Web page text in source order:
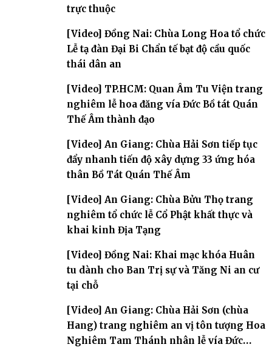
trực thuộc
[Video] Đồng Nai: Chùa Long Hoa tổ chức
Lễ tạ đàn Đại Bi Chẩn tế bạt độ cầu quốc
thái dân an
[Video] TP.HCM: Quan Âm Tu Viện trang
nghiêm lễ hoa đăng vía Đức Bồ tát Quán
Thế Âm thành đạo
[Video] An Giang: Chùa Hải Sơn tiếp tục
đẩy nhanh tiến độ xây dựng 33 ứng hóa
thân Bồ Tát Quán Thế Âm
[Video] An Giang: Chùa Bửu Thọ trang
nghiêm tổ chức lễ Cổ Phật khất thực và
khai kinh Địa Tạng
[Video] Đồng Nai: Khai mạc khóa Huân
tu dành cho Ban Trị sự và Tăng Ni an cư
tại chỗ
[Video] An Giang: Chùa Hải Sơn (chùa
Hang) trang nghiêm an vị tôn tượng Hoa
Nghiêm Tam Thánh nhân lễ vía Đức